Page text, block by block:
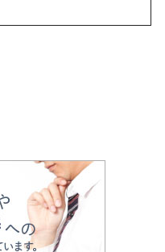
お土産・ばらまき用ま